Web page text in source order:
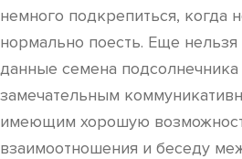
немного подкрепиться, когда
нормально поесть. Еще нельзя
данные семена подсолнечника
замечательным
имеющим хорошую
взаимоотношения и беседу